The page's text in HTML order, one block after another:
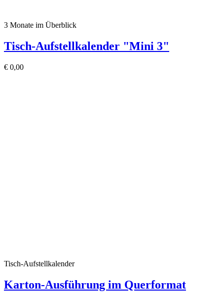
3 Monate im Überblick
Tisch-Aufstellkalender "Mini 3"
€ 0,00
Tisch-Aufstellkalender
Karton-Ausführung im Querformat